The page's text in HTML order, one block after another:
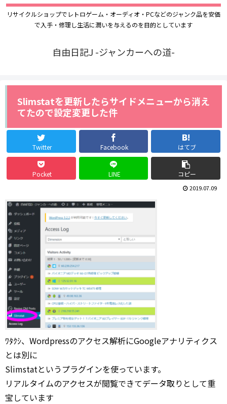
リサイクルショップでレトロゲーム・オーディオ・PCなどのジャンク品を安価
で入手・修理し生活に潤いを与えるのを目的としています
自由日記J -ジャンカーへの道-
Slimstatを更新したらサイドメニューから消え
てたので設定変更した件
Twitter Facebook はてブ
Pocket LINE コピー
2019.07.09
ﾜﾀｸｼ、Wordpressのアクセス解析にGoogleアナリティクス
とは別に
Slimstatというプラグインを使っています。
リアルタイムのアクセスが閲覧できてデータ取りとして重
宝しています